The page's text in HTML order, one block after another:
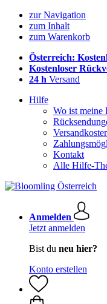
zur Navigation
zum Inhalt
zum Warenkorb
Österreich:
Kostenloser
24 h Versand
Hilfe
Wo ist meine
Kontakt
Alle Hilfe-
Anmelden
Jetzt anmelden
Bist du neu hier?
Konto erstellen